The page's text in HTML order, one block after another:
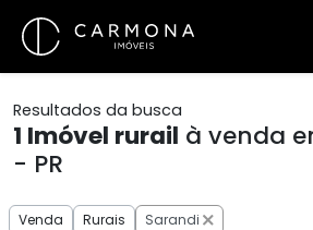
Resultados da busca
1 Imóvel rurail à venda
- PR
Venda Rurais Sarandi